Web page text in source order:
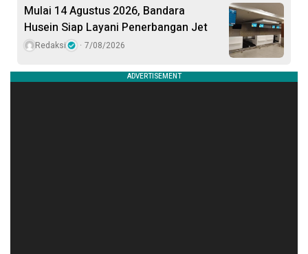
Mulai 14 Agustus 2026, Bandara
Husein Siap Layani Penerbangan Jet
Redaksi 7/08/2026